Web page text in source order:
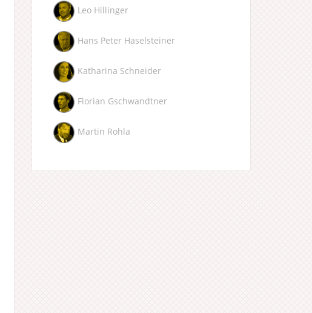
Leo Hillinger
Hans Peter Haselsteiner
Katharina Schneider
Florian Gschwandtner
Martin Rohla